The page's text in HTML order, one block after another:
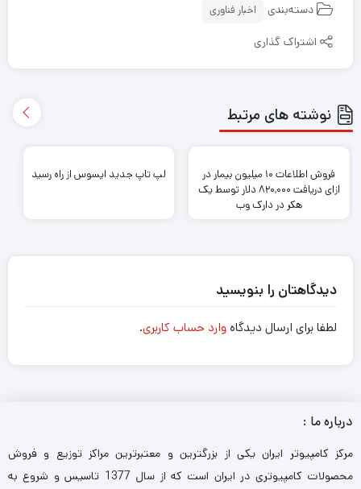
دسته‌بندی اخبار فناوری
اشتراک گذاری
نوشته های مرتبط
فروش اطلاعات ۱۰ میلیون بیمار در
ازای دریافت ۸۲۰,۰۰۰ دلار توسط یک
هکر در دارک وب
لپ تاپ جدید ایسوس از راه رسید
دیدگاهتان را بنویسید
لطفا برای ارسال دیدگاهوارد حساب کاربری.
درباره ما :
مرکز کامپیوتر ایران یکی از بزرگترین و معتبرترین مراکز توزیع و فروش
محصولات کامپیوتری در ایران است که از سال 1377 تاسیس و شروع به